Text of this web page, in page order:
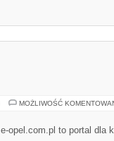
MOŻLIWOŚĆ
e-opel.com.pl to portal dla